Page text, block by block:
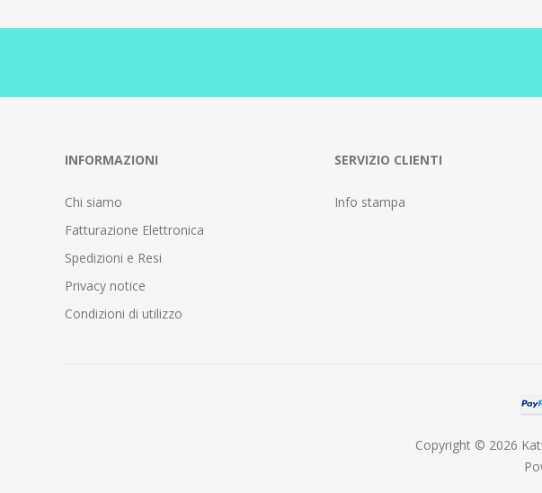
INFORMAZIONI
Chi siamo
Fatturazione Elettronica
Spedizioni e Resi
Privacy notice
Condizioni di utilizzo
SERVIZIO CLIENTI
Info stampa
Copyright © 2026